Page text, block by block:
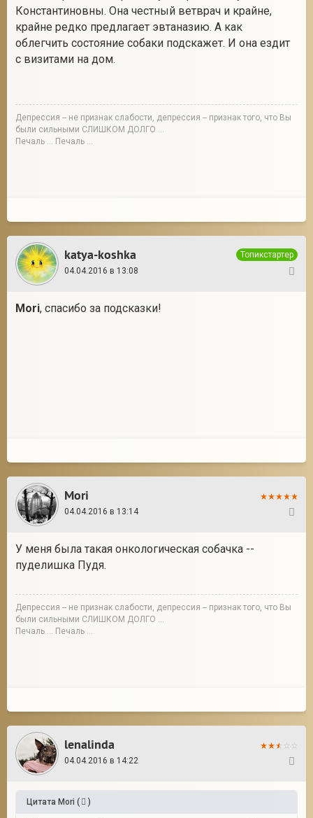
Константиновны. Она честный ветврач и крайне,
крайне редко предлагает эвтаназию. А как
облегчить состояние собаки подскажет. И она ездит
с визитами на дом.
Депрессия -- не признак слабости, депрессия -- признак того, что Вы
были сильными СЛИШКОМ ДОЛГО ...
Печаль ... Печаль ...
katya-koshka
Топикстартер
04.04.2016 в 13:08
Mori, спасибо за подсказки!
Mori
04.04.2016 в 13:14
У меня была такая онкологическая собачка --
пуделишка Пудя.
Депрессия -- не признак слабости, депрессия -- признак того, что Вы
были сильными СЛИШКОМ ДОЛГО ...
Печаль ... Печаль ...
lenalinda
04.04.2016 в 14:22
Цитата Mori ( )